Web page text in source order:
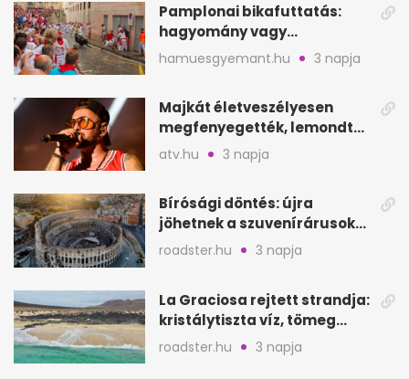
Pamplonai bikafuttatás:
hagyomány vagy
értelmetlen vérontás?
hamuesgyemant.hu 3 napja
Majkát életveszélyesen
megfenyegették, lemondta
a sepsiszentgyörgyi
atv.hu 3 napja
Bírósági döntés: újra
jöhetnek a szuvenírárusok
Európa ikonikus helyére
roadster.hu 3 napja
La Graciosa rejtett strandja:
kristálytiszta víz, tömeg
nélkül
roadster.hu 3 napja